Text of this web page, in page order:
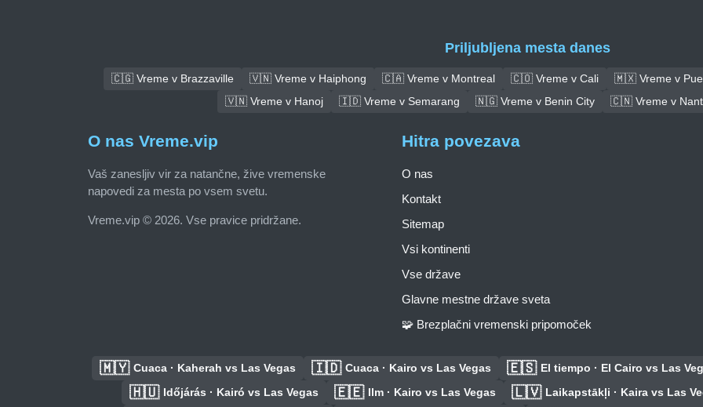
Priljubljena mesta danes
🇨🇬 Vreme v Brazzaville 🇻🇳 Vreme v Haiphong 🇨🇦 Vreme v Montreal 🇨🇴 Vreme v Cali
🇲🇽 Vreme v
🇻🇳 Vreme v Hanoj
🇮🇩 Vreme v Semarang 🇳🇬 Vreme v Benin City 🇨🇳 Vreme v
O nas Vreme.vip
Vaš zanesljiv vir za natančne, žive vremenske
napovedi za mesta po vsem svetu.
Vreme.vip © 2026. Vse pravice pridržane.
Hitra povezava
O nas
Kontakt
Sitemap
Vsi kontinenti
Vse države
Glavne mestne države sveta
🧩 Brezplačni vremenski pripomoček
🇲🇾 Cuaca · Kaherah vs Las Vegas 🇮🇩 Cuaca · Kairo vs Las Vegas 🇪🇸 El tiempo · El Cairo vs Las
🇭🇺 Időjárás · Kairó vs Las Vegas 🇪🇪 Ilm · Kairo vs Las Vegas 🇱🇻 Laikapstākļi · Kaira vs Las